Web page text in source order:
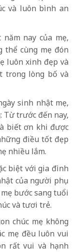
và luôn bình an
nay của mẹ,
thể cùng mẹ đón
luôn xinh đẹp và
trong lòng bố và
sinh nhật mẹ,
Từ trước đến nay,
biết ơn khi được
điều tốt đẹp
nhiều lắm.
biệt với gia đình
của người phụ
bước sang tuổi
và tươi trẻ.
chúc mẹ không
mẹ đều luôn vui
rất vui và hạnh